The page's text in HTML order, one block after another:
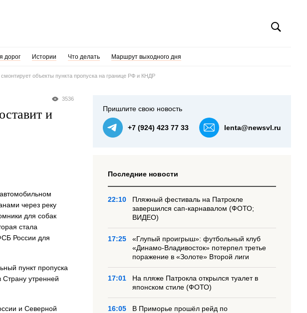
дорог Истории Что делать Маршрут выходного дня
объекты пункта пропуска на границе РФ и КНДР
3536
и
через реку
для собак
стала
России для
пункт пропуска
Страну утренней
и Северной
Пришлите свою новость
+7 (924) 423 77 33 lenta@newsvl.ru
Последние новости
22:10
Пляжный фестиваль на Патрокле
завершился сап-карнавалом (ФОТО;
ВИДЕО)
17:25
«Глупый проигрыш»: футбольный клуб
«Динамо-Владивосток» потерпел третье
поражение в «Золоте» Второй лиги
17:01
На пляже Патрокла открылся туалет в
японском стиле (ФОТО)
16:05
В Приморье прошёл рейд по